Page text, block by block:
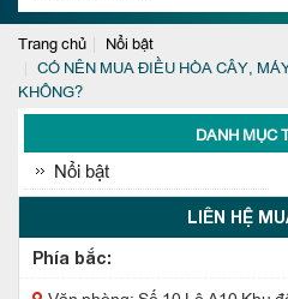
Trang chủ
Nổi bật
CÓ NÊN MUA ĐIỀU HÒA CÂY,
KHÔNG?
DANH MỤC
Nổi bật
LIÊN HỆ
Phía bắc: